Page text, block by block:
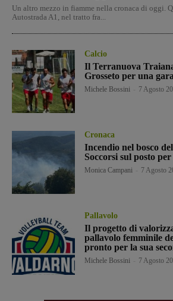
Un altro mezzo in fiamme nella cronaca di oggi.
Autostrada A1, nel tratto fra...
Calcio
Il Terranuova
Grosseto per una
Michele Bossini 7 Agosto
Cronaca
Incendio nel bosco
Soccorsi sul posto
Monica Campani 7 Agosto
Pallavolo
Il progetto di
pallavolo femminile
pronto per la sua
Michele Bossini 7 Agosto